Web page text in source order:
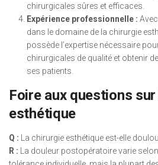
chirurgicales sûres et efficaces.
Expérience professionnelle :
dans le domaine de la chirurgie
possède l’expertise nécessaire
chirurgicales de qualité et obtenir
ses patients.
Foire aux questions
esthétique
Q : La chirurgie esthétique est-elle
R : La douleur postopératoire varie